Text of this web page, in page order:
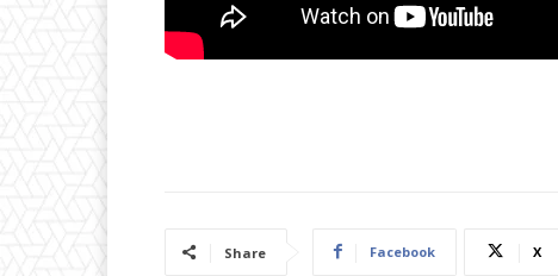
Share Facebook X